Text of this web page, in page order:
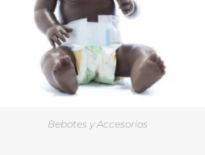
Bebotes y Accesorios